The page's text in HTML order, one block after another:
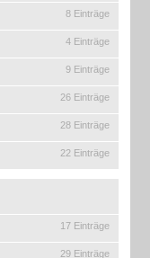
8 Einträge
4 Einträge
9 Einträge
26 Einträge
28 Einträge
22 Einträge
17 Einträge
29 Einträge